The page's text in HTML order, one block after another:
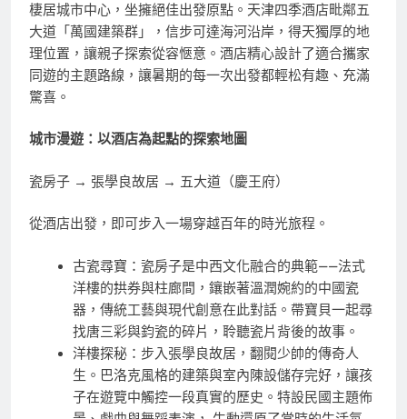
棲居城市中心，坐擁絕佳出發原點。天津四季酒店毗鄰五
大道「萬國建築群」，信步可達海河沿岸，得天獨厚的地
理位置，讓親子探索從容愜意。酒店精心設計了適合攜家
同遊的主題路線，讓暑期的每一次出發都輕松有趣、充滿
驚喜。
城市漫遊：以酒店為起點的探索地圖
瓷房子 → 張學良故居 → 五大道（慶王府）
從酒店出發，即可步入一場穿越百年的時光旅程。
古瓷尋寶：瓷房子是中西文化融合的典範——法式
洋樓的拱券與柱廊間，鑲嵌著溫潤婉約的中國瓷
器，傳統工藝與現代創意在此對話。帶寶貝一起尋
找唐三彩與鈞瓷的碎片，聆聽瓷片背後的故事。
洋樓探秘：步入張學良故居，翻閱少帥的傳奇人
生。巴洛克風格的建築與室內陳設儲存完好，讓孩
子在遊覽中觸控一段真實的歷史。特設民國主題佈